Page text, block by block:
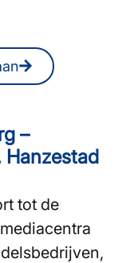
–
Hanzestad
tot de